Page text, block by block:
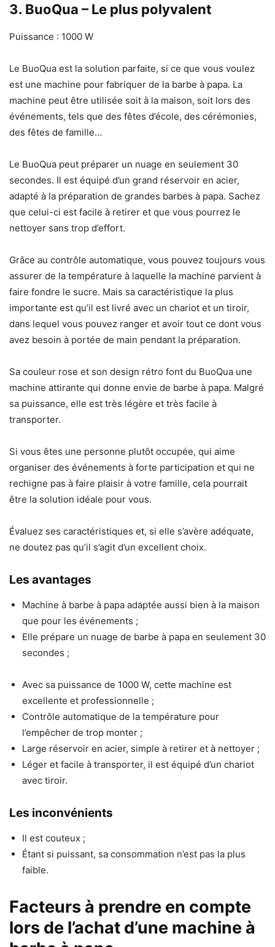
3. BuoQua – Le plus polyvalent
Puissance : 1000 W
Le BuoQua est la solution parfaite, si ce que vous voulez
est une machine pour fabriquer de la barbe à papa. La
machine peut être utilisée soit à la maison, soit lors des
événements, tels que des fêtes d’école, des cérémonies,
des fêtes de famille…
Le BuoQua peut préparer un nuage en seulement 30
secondes. Il est équipé d’un grand réservoir en acier,
adapté à la préparation de grandes barbes à papa. Sachez
que celui-ci est facile à retirer et que vous pourrez le
nettoyer sans trop d’effort.
Grâce au contrôle automatique, vous pouvez toujours vous
assurer de la température à laquelle la machine parvient à
faire fondre le sucre. Mais sa caractéristique la plus
importante est qu’il est livré avec un chariot et un tiroir,
dans lequel vous pouvez ranger et avoir tout ce dont vous
avez besoin à portée de main pendant la préparation.
Sa couleur rose et son design rétro font du BuoQua une
machine attirante qui donne envie de barbe à papa. Malgré
sa puissance, elle est très légère et très facile à
transporter.
Si vous êtes une personne plutôt occupée, qui aime
organiser des événements à forte participation et qui ne
rechigne pas à faire plaisir à votre famille, cela pourrait
être la solution idéale pour vous.
Évaluez ses caractéristiques et, si elle s’avère adéquate,
ne doutez pas qu’il s’agit d’un excellent choix.
Les avantages
Machine à barbe à papa adaptée aussi bien à la maison
que pour les événements ;
Elle prépare un nuage de barbe à papa en seulement 30
secondes ;
Avec sa puissance de 1000 W, cette machine est
excellente et professionnelle ;
Contrôle automatique de la température pour
l’empêcher de trop monter ;
Large réservoir en acier, simple à retirer et à nettoyer ;
Léger et facile à transporter, il est équipé d’un chariot
avec tiroir.
Les inconvénients
Il est couteux ;
Étant si puissant, sa consommation n’est pas la plus
faible.
Facteurs à prendre en compte
lors de l’achat d’une machine à